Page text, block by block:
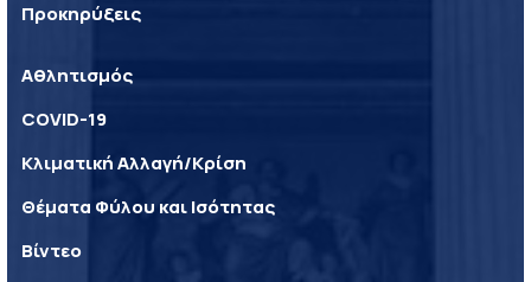
Προκηρύξεις
Αθλητισμός
COVID-19
Κλιματική Αλλαγή/Κρίση
Θέματα Φύλου και Ισότητας
Βίντεο